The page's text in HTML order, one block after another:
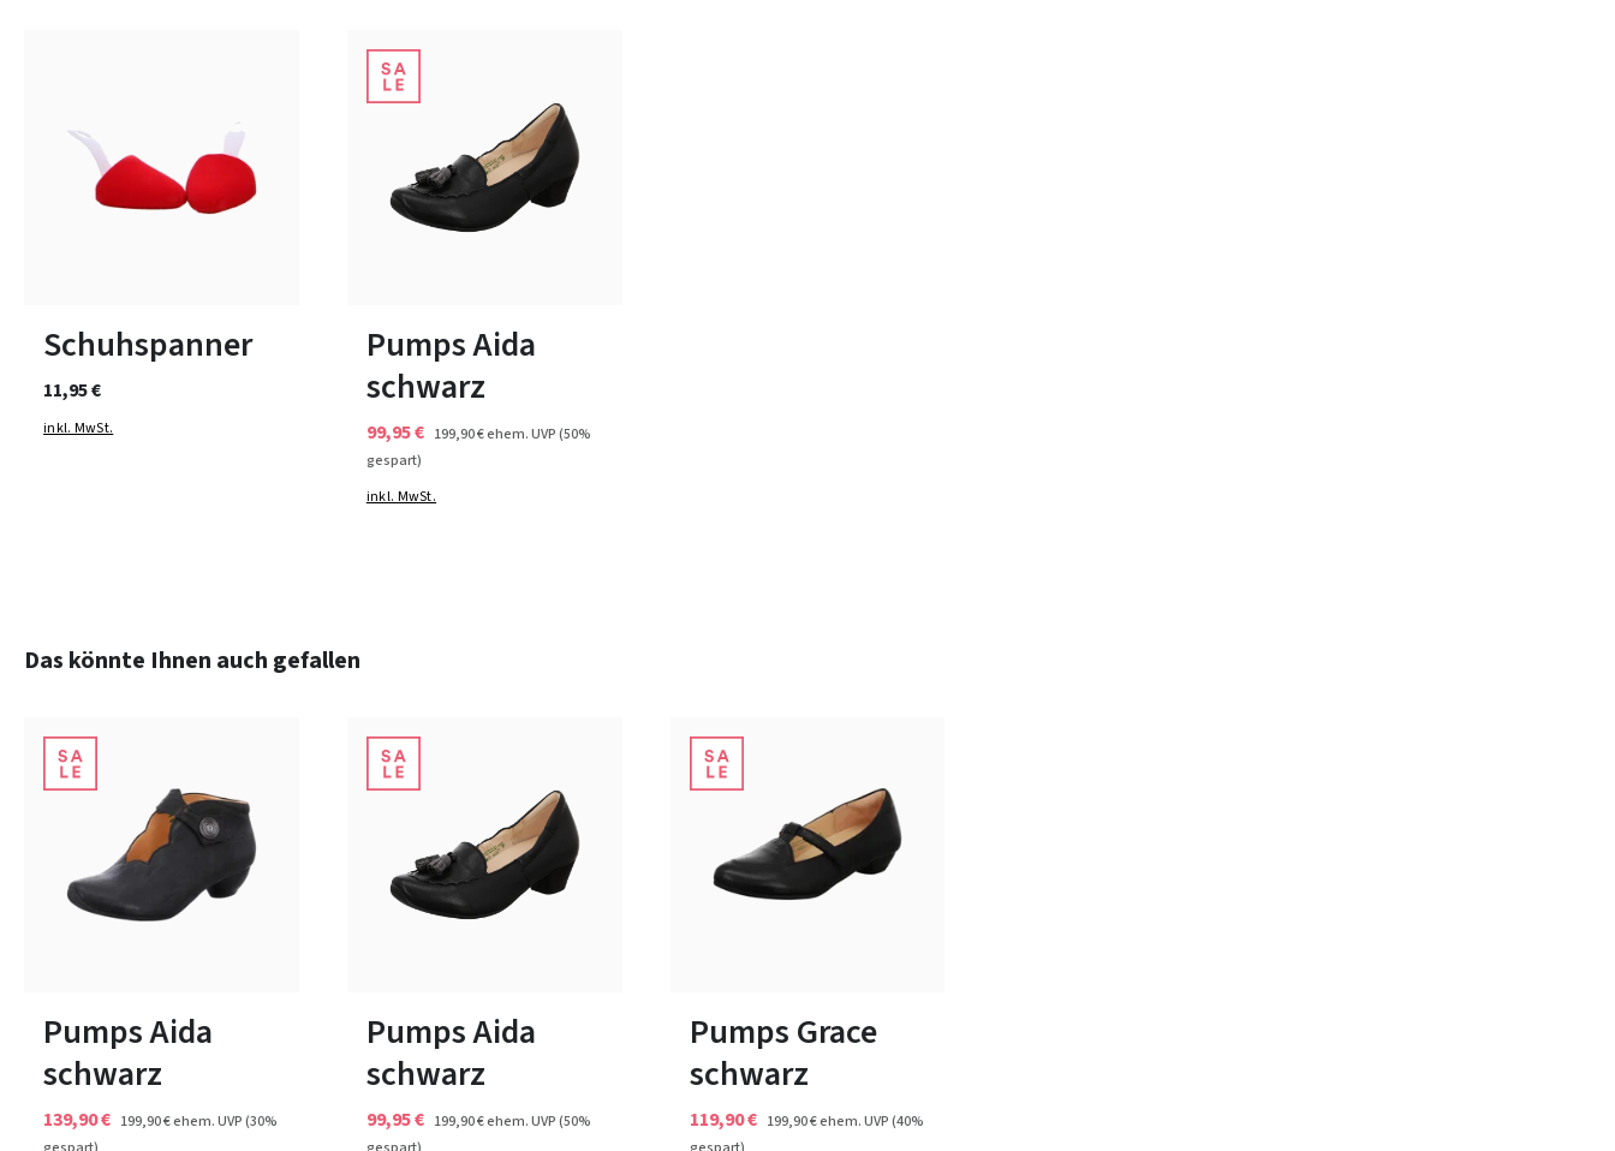
Schuhspanner
11,95 €
inkl. MwSt.
Pumps Aida
schwarz
99,95 € 199,90 €ehem. UVP(50%
gespart)
inkl. MwSt.
Produktgalerie überspringen
Das könnte Ihnen auch gefallen
Pumps Aida
schwarz
139,90 € 199,90 €ehem. UVP(30%
Pumps Aida
schwarz
99,95 € 199,90 €ehem. UVP(50%
Pumps Grace
schwarz
119,90 € 199,90 €ehem. UVP(40%